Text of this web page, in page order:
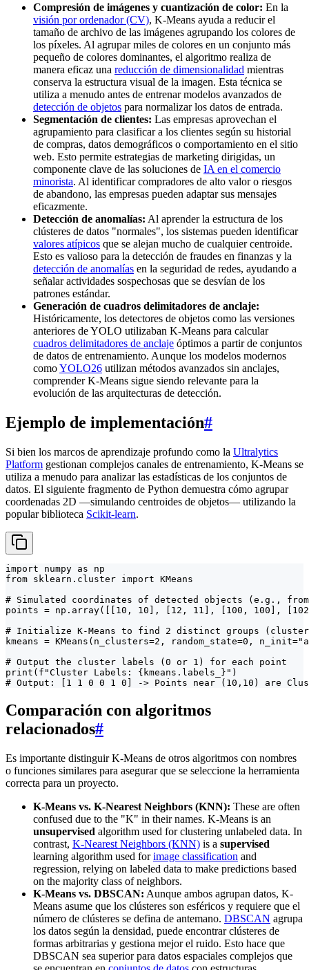
Compresión de imágenes y cuantización de color: En la
visión por ordenador (CV), K-Means ayuda a reducir el
tamaño de archivo de las imágenes agrupando los colores de
los píxeles. Al agrupar miles de colores en un conjunto más
pequeño de colores dominantes, el algoritmo realiza de
manera eficaz una reducción de dimensionalidad mientras
conserva la estructura visual de la imagen. Esta técnica se
utiliza a menudo antes de entrenar modelos avanzados de
detección de objetos para normalizar los datos de entrada.
Segmentación de clientes: Las empresas aprovechan el
agrupamiento para clasificar a los clientes según su historial
de compras, datos demográficos o comportamiento en el sitio
web. Esto permite estrategias de marketing dirigidas, un
componente clave de las soluciones de IA en el comercio
minorista. Al identificar compradores de alto valor o riesgos
de abandono, las empresas pueden adaptar sus mensajes
eficazmente.
Detección de anomalías: Al aprender la estructura de los
clústeres de datos "normales", los sistemas pueden identificar
valores atípicos que se alejan mucho de cualquier centroide.
Esto es valioso para la detección de fraudes en finanzas y la
detección de anomalías en la seguridad de redes, ayudando a
señalar actividades sospechosas que se desvían de los
patrones estándar.
Generación de cuadros delimitadores de anclaje:
Históricamente, los detectores de objetos como las versiones
anteriores de YOLO utilizaban K-Means para calcular
cuadros delimitadores de anclaje óptimos a partir de conjuntos
de datos de entrenamiento. Aunque los modelos modernos
comoYOLO26 utilizan métodos avanzados sin anclajes,
comprender K-Means sigue siendo relevante para la
evolución de las arquitecturas de detección.
Ejemplo de implementación#
Si bien los marcos de aprendizaje profundo como la Ultralytics
Platform gestionan complejos canales de entrenamiento, K-Means se
utiliza a menudo para analizar las estadísticas de los conjuntos de
datos. El siguiente fragmento de Python demuestra cómo agrupar
coordenadas 2D —simulando centroides de objetos— utilizando la
popular biblioteca Scikit-learn.
import numpy as np
from sklearn.cluster import KMeans
# Simulated coordinates of detected objects (e.g., from
points = np.array([[10, 10], [12, 11], [100, 100],
# Initialize K-Means to find 2 distinct groups
kmeans = KMeans(n_clusters=2, random_state=0,
# Output the cluster labels (0 or 1) for each point
print(f"Cluster Labels: {kmeans.labels_}")
# Output: [1 1 0 0 1 0] -> Points near (10,10) are
Comparación con algoritmos
relacionados#
Es importante distinguir K-Means de otros algoritmos con nombres
o funciones similares para asegurar que se seleccione la herramienta
correcta para un proyecto.
K-Means vs. K-Nearest Neighbors (KNN): These are often
confused due to the "K" in their names. K-Means is an
unsupervised algorithm used for clustering unlabeled data. In
contrast, K-Nearest Neighbors (KNN) is a supervised
learning algorithm used forimage classification and
regression, relying on labeled data to make predictions based
on the majority class of neighbors.
K-Means vs. DBSCAN: Aunque ambos agrupan datos, K-
Means asume que los clústeres son esféricos y requiere que el
número de clústeres se defina de antemano. DBSCAN agrupa
los datos según la densidad, puede encontrar clústeres de
formas arbitrarias y gestiona mejor el ruido. Esto hace que
DBSCAN sea superior para datos espaciales complejos que